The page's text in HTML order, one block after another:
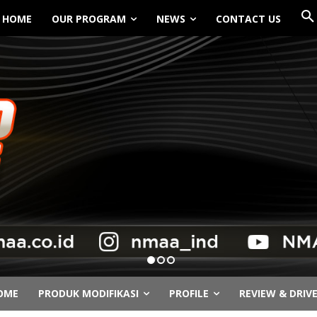
HOME OUR PROGRAM NEWS CONTACT US
PRODUK MODIFIKASI PROFILE REVIEW & DRIVE